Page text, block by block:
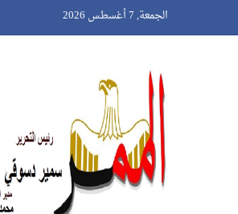
الجمعة, 7 أغسطس 2026